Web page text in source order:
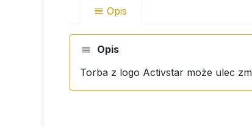
Opis
Opis
Torba z logo Activstar może ulec